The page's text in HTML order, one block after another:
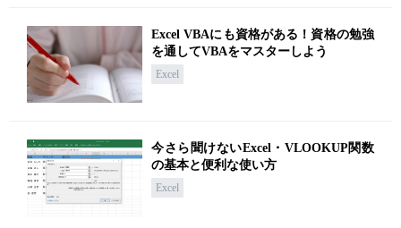
Excel VBAにも資格がある！資格の勉強
を通してVBAをマスターしよう
Excel
今さら聞けないExcel・VLOOKUP関数
の基本と便利な使い方
Excel